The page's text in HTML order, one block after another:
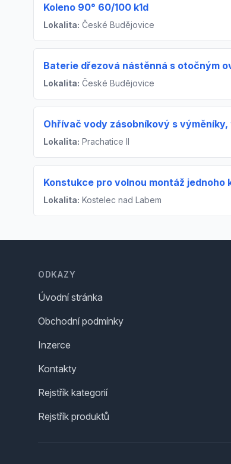
Koleno 90° 60/100 k1d
Lokalita: České Budějovice
Baterie dřezová nástěnná s otočným
Lokalita: České Budějovice
Ohřívač vody zásobníkový s
Lokalita: Prachatice II
Konstukce pro volnou montáž jednoho
Lokalita: Kostelec nad Labem
ODKAZY
Úvodní stránka
Obchodní podmínky
Inzerce
Kontakty
Rejstřík kategorií
Rejstřík produktů